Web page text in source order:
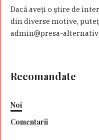
Dacă aveţi o ştire de
din diverse motive,
admin@presa-
Recomandate
Noi
Comentarii